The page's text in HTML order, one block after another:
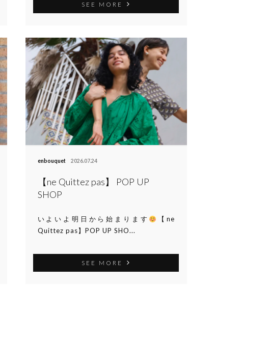
SEE MORE
enbouquet 2026.07.24
【ne Quittez pas】 POP UP
SHOP
いよいよ明日から始まります
【ne
Quittez pas】POP UP SHO...
SEE MORE